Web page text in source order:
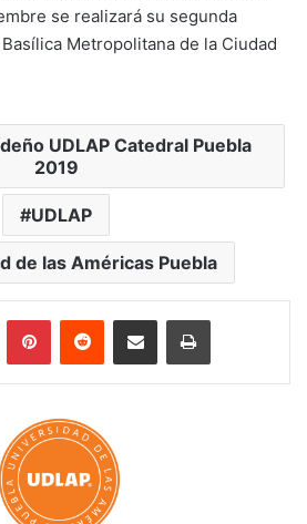
se realizará su segunda
Metropolitana de la Ciudad
UDLAP Catedral Puebla
2019
UDLAP
de las Américas Puebla
PinterestReddit Share via Email Print